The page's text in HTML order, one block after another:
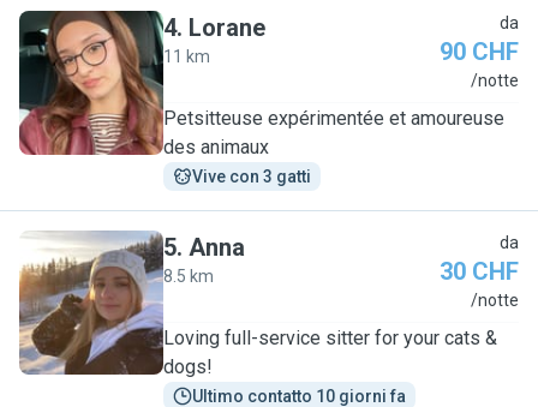
L
4. Lorane
11 km
da
90 CHF
/notte
Petsitteuse expérimentée et amoureuse
des animaux
Vive con 3 gatti
A
5. Anna
8.5 km
da
30 CHF
/notte
Loving full-service sitter for your cats &
dogs!
Ultimo contatto 10 giorni fa